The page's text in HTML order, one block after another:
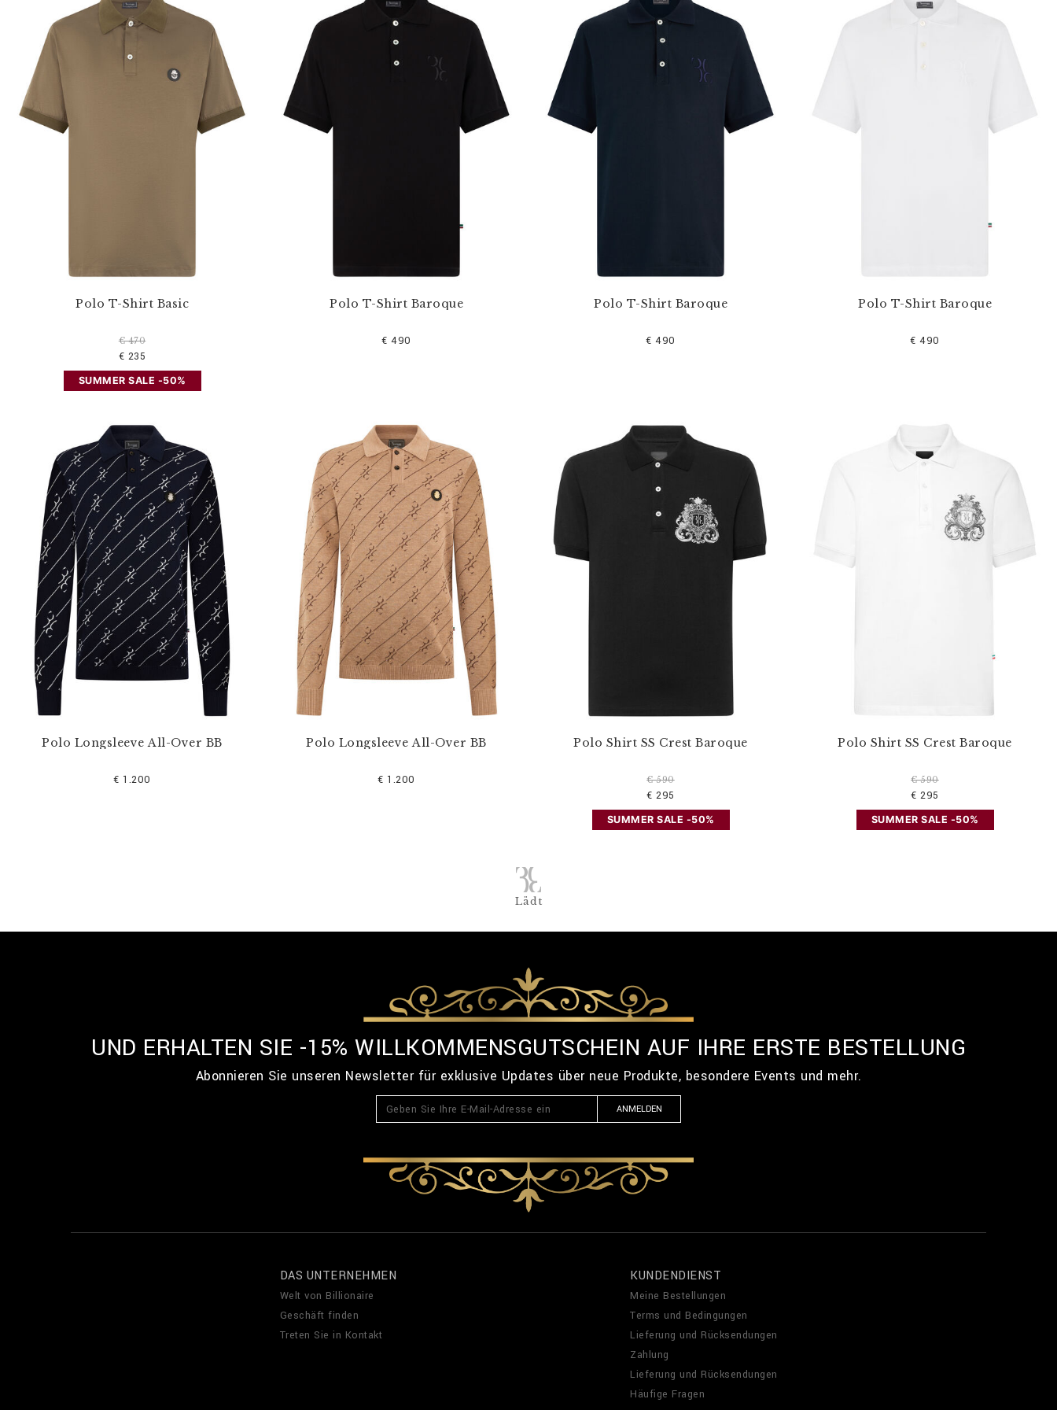
Polo T-Shirt Basic
€ 470
€ 235
SUMMER SALE -50%
Polo T-Shirt Baroque
€ 490
Polo T-Shirt Baroque
€ 490
Polo T-Shirt Baroque
€ 490
Polo Longsleeve All-Over BB
€ 1.200
Polo Longsleeve All-Over BB
€ 1.200
Polo Shirt SS Crest Baroque
€ 590
€ 295
SUMMER SALE -50%
Polo Shirt SS Crest Baroque
€ 590
€ 295
SUMMER SALE -50%
Lädt
UND ERHALTEN SIE -15% WILLKOMMENSGUTSCHEIN AUF IHRE ERSTE BESTELLUNG
Abonnieren Sie unseren Newsletter für exklusive Updates über neue Produkte, besondere Events und mehr.
ANMELDEN
DAS UNTERNEHMEN
Welt von Billionaire
Geschäft finden
Treten Sie in Kontakt
KUNDENDIENST
Meine Bestellungen
Terms und Bedingungen
Lieferung und Rücksendungen
Zahlung
Lieferung und Rücksendungen
Häufige Fragen